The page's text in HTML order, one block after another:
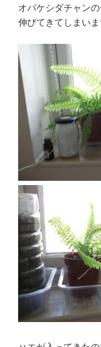
オバケシダチャン
伸びてきてしまいま